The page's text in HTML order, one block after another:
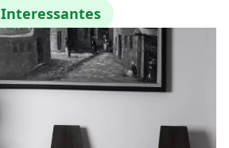
Interessantes